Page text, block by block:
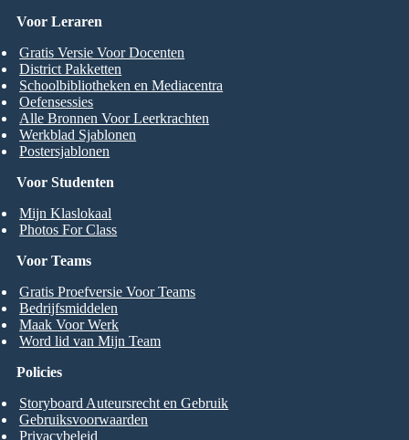
Voor Studenten
Mijn Klaslokaal
Photos For Class
Voor Leraren
Gratis Versie Voor Docenten
District Pakketten
Schoolbibliotheken en Mediacentra
Oefensessies
Alle Bronnen Voor Leerkrachten
Werkblad Sjablonen
Postersjablonen
Voor Teams
Gratis Proefversie Voor Teams
Bedrijfsmiddelen
Maak Voor Werk
Word lid van Mijn Team
Policies
Storyboard Auteursrecht en Gebruik
Gebruiksvoorwaarden
Privacybeleid